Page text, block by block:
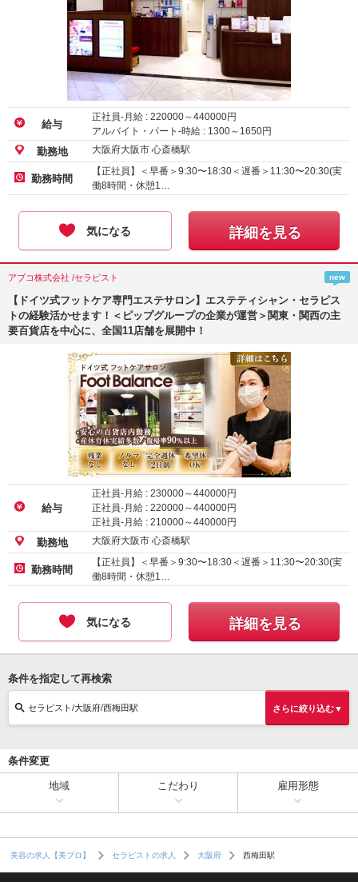
給与
正社員-月給 : 220000～440000円
アルバイト・パート-時給 : 1300～ 1650円
勤務地 大阪府大阪市 心斎橋駅
勤務時間
【正社員】＜早番＞9:30〜18:30＜遅番＞11:30〜20:30(実
働8時間・休憩1…
気になる 詳細を見る
アブコ株式会社 /セラピスト new
【ドイツ式フットケア専門エステサロン】エステティシャン・セラピス
トの経験活かせます！＜ピップグループの企業が運営＞関東・関西の主
要百貨店を中心に、全国11店舗を展開中！
給与
正社員-月給 : 230000～440000円
正社員-月給 : 220000～440000円
正社員-月給 : 210000～440000円
勤務地 大阪府大阪市 心斎橋駅
勤務時間
【正社員】＜早番＞9:30〜18:30＜遅番＞11:30〜20:30(実
働8時間・休憩1…
気になる 詳細を見る
条件を指定して再検索
セラピスト/大阪府/西梅田駅 さらに絞り込む▼
条件変更
地域 こだわり 雇用形態
美容の求人【美プロ】 セラピストの求人 大阪府 西梅田駅